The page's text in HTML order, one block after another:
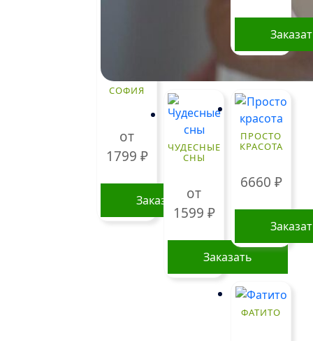
СОФИЯ
от
1799 ₽
Заказать
несколько
ЧУДЕСНЫЕ
СНЫ
от
1599 ₽
Заказать
товар
ПРОСТО
КРАСОТА
6660 ₽
ФАТИТО